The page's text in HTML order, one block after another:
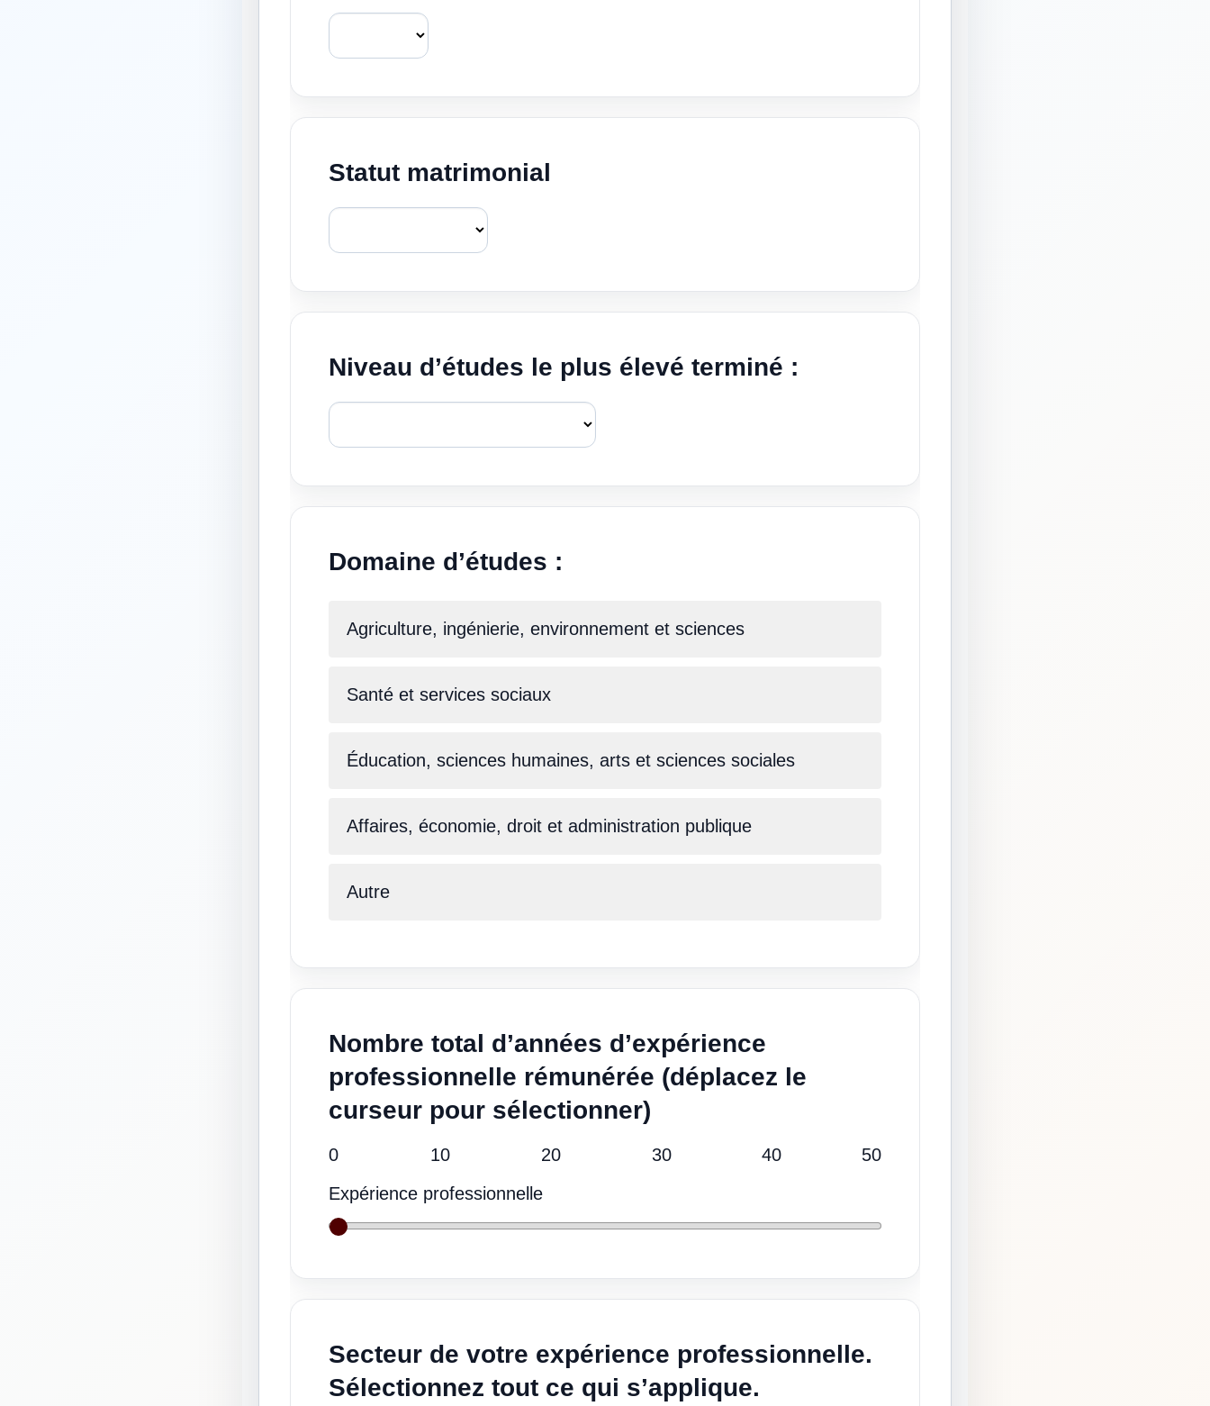
Statut matrimonial
Niveau d’études le plus élevé terminé :
Domaine d’études :
Agriculture, ingénierie, environnement et sciences
Santé et services sociaux
Éducation, sciences humaines, arts et sciences sociales
Affaires, économie, droit et administration publique
Autre
Nombre total d’années d’expérience
professionnelle rémunérée (déplacez le
curseur pour sélectionner)
0 10 20 30 40
50
Expérience professionnelle
Secteur de votre expérience professionnelle.
Sélectionnez tout ce qui s’applique.